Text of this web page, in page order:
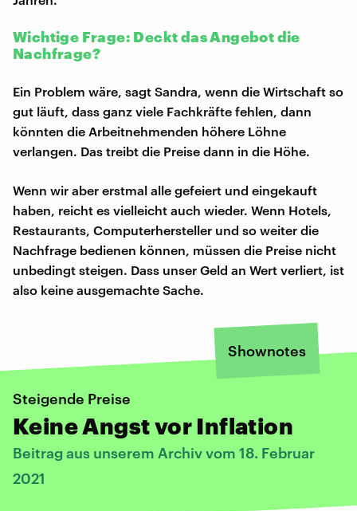
Wichtige Frage: Deckt das Angebot die
Nachfrage?
Ein Problem wäre, sagt Sandra, wenn die Wirtschaft so
gut läuft, dass ganz viele Fachkräfte fehlen, dann
könnten die Arbeitnehmenden höhere Löhne
verlangen. Das treibt die Preise dann in die Höhe.
Wenn wir aber erstmal alle gefeiert und eingekauft
haben, reicht es vielleicht auch wieder. Wenn Hotels,
Restaurants, Computerhersteller und so weiter die
Nachfrage bedienen können, müssen die Preise nicht
unbedingt steigen. Dass unser Geld an Wert verliert, ist
also keine ausgemachte Sache.
Shownotes
Steigende Preise
Keine Angst vor Inflation
Beitrag aus unserem Archiv vom 18. Februar
2021